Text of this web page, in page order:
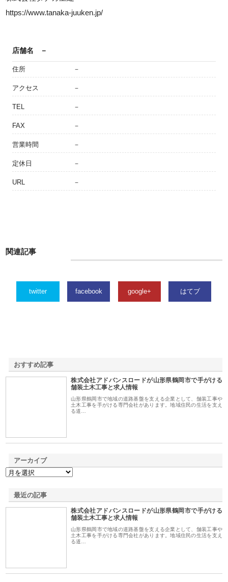
https://www.tanaka-juuken.jp/
店舗名 －
住所 －
アクセス －
TEL －
FAX －
営業時間 －
定休日 －
URL －
関連記事
twitter facebook google+ はてブ
おすすめ記事
株式会社アドバンスロードが山形県鶴岡市で手がける
舗装土木工事と求人情報
山形県鶴岡市で地域の道路基盤を支える企業として、舗装工事や
土木工事を手がける専門会社があります。地域住民の生活を支え
る道…
アーカイブ
最近の記事
株式会社アドバンスロードが山形県鶴岡市で手がける
舗装土木工事と求人情報
山形県鶴岡市で地域の道路基盤を支える企業として、舗装工事や
土木工事を手がける専門会社があります。地域住民の生活を支え
る道…